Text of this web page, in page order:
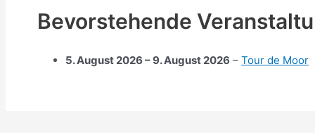
Bevorstehende
5. August 2026 –9. August 2026 – Tour de Moor